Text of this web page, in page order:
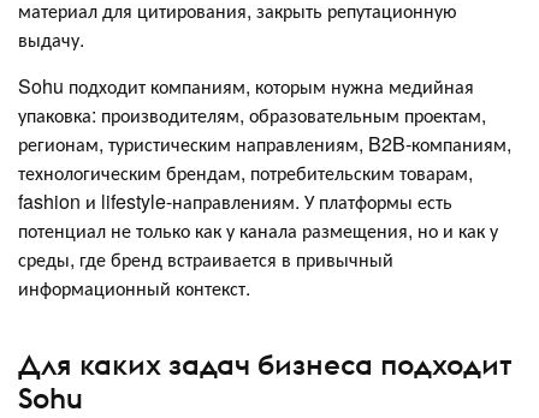
материал для цитирования, закрыть репутационную
выдачу.
Sohu подходит компаниям, которым нужна медийная
упаковка: производителям, образовательным проектам,
регионам, туристическим направлениям, B2B-компаниям,
технологическим брендам, потребительским товарам,
fashion и lifestyle-направлениям. У платформы есть
потенциал не только как у канала размещения, но и как у
среды, где бренд встраивается в привычный
информационный контекст.
Для каких задач бизнеса подходит
Sohu